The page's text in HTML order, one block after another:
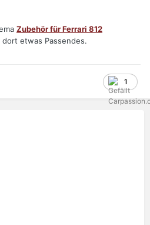
Zubehör für Ferrari 812
etwas Passendes.
1